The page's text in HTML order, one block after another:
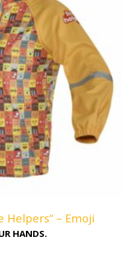
Helpers“ – Emoji
HANDS.